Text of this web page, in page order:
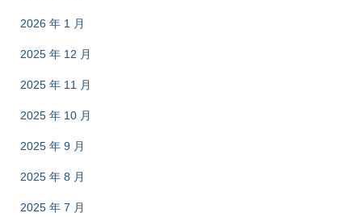
2026 年 1 月
2025 年 12 月
2025 年 11 月
2025 年 10 月
2025 年 9 月
2025 年 8 月
2025 年 7 月